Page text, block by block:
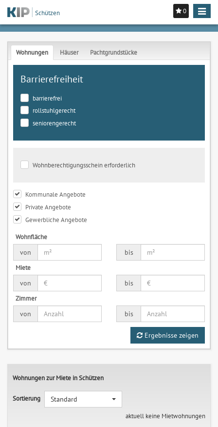
0
Toggle
Schützen
Wohnungen Häuser Pachtgrundstücke
Barrierefreiheit
barrierefrei
rollstuhlgerecht
seniorengerecht
Wohnberechtigungsschein erforderlich
Kommunale Angebote
Private Angebote
Gewerbliche Angebote
Wohnfläche
von
bis
Miete
von
bis
Zimmer
von
bis
Ergebnisse zeigen
Wohnungen zur Miete in Schützen
Sortierung
Standard
aktuell keine Mietwohnungen